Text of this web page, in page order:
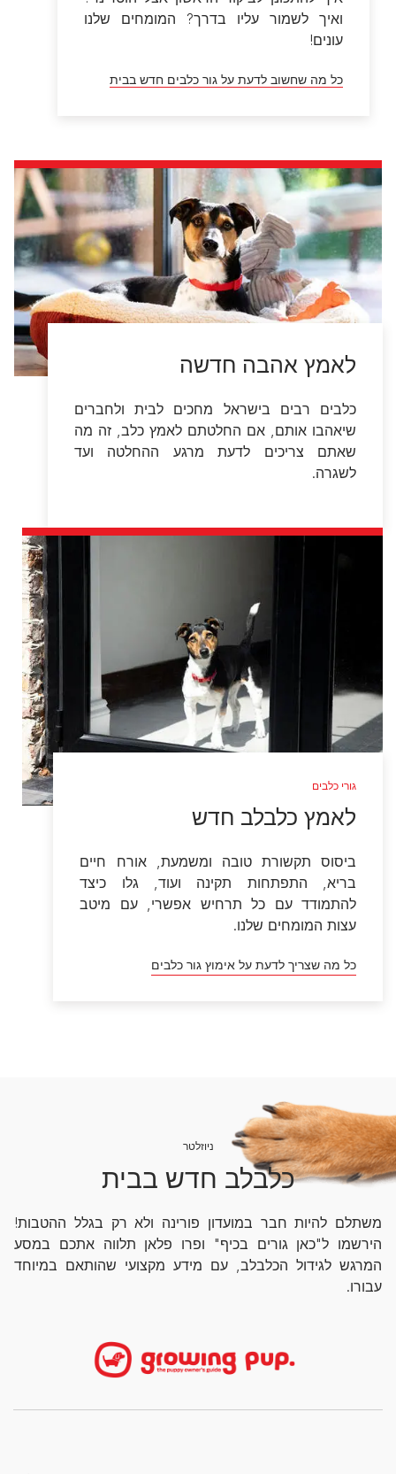
ואיך לשמור עליו בדרך? המומחים שלנו
עונים!
כל מה שחשוב לדעת על גור כלבים חדש בבית
לאמץ אהבה חדשה
כלבים רבים בישראל מחכים לבית ולחברים
שיאהבו אותם, אם החלטתם לאמץ כלב, זה מה
שאתם צריכים לדעת מרגע ההחלטה ועד
לשגרה.
גורי כלבים
לאמץ כלבלב חדש
ביסוס תקשורת טובה ומשמעת, אורח חיים
בריא, התפתחות תקינה ועוד, גלו כיצד
להתמודד עם כל תרחיש אפשרי, עם מיטב
עצות המומחים שלנו.
כל מה שצריך לדעת על אימוץ גור כלבים
ניוזלטר
כלבלב חדש בבית
משתלם להיות חבר במועדון פורינה ולא רק בגלל ההטבות!
הירשמו ל"כאן גורים בכיף" ופרו פלאן תלווה אתכם במסע
המרגש לגידול הכלבלב, עם מידע מקצועי שהותאם במיוחד
עבורו.